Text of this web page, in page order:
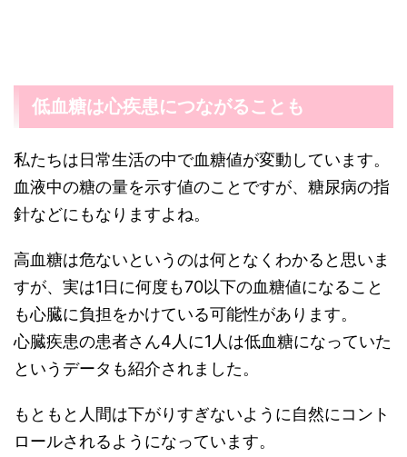
低血糖は心疾患につながることも
私たちは日常生活の中で血糖値が変動しています。
血液中の糖の量を示す値のことですが、糖尿病の指
針などにもなりますよね。
高血糖は危ないというのは何となくわかると思いま
すが、実は1日に何度も70以下の血糖値になること
も心臓に負担をかけている可能性があります。
心臓疾患の患者さん4人に1人は低血糖になっていた
というデータも紹介されました。
もともと人間は下がりすぎないように自然にコント
ロールされるようになっています。